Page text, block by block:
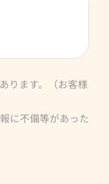
ります。（お客様
に不備等があった